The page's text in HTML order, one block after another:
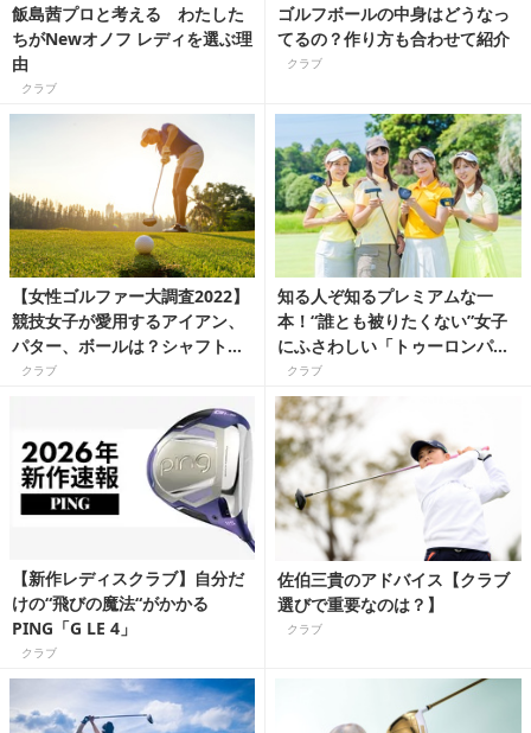
飯島茜プロと考える わたした
ちがNewオノフ レディを選ぶ理
由
クラブ
ゴルフボールの中身はどうなっ
てるの？作り方も合わせて紹介
クラブ
【女性ゴルファー大調査2022】
競技女子が愛用するアイアン、
パター、ボールは？シャフトの
結果にも注目！
クラブ
知る人ぞ知るプレミアムな一
本！“誰とも被りたくない”女子
にふさわしい「トゥーロンパタ
ー」がゴルフスタイルを格上げ
クラブ
【新作レディスクラブ】自分だ
けの“飛びの魔法“がかかる
PING「G LE 4」
クラブ
佐伯三貴のアドバイス【クラブ
選びで重要なのは？】
クラブ